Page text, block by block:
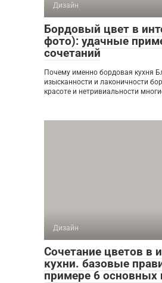
Дизайн
Бордовый цвет в
фото): удачные
сочетаний
Почему именно бордовая кухня
изысканности и лаконичности
красоте и нетривиальности
Дизайн
Сочетание цветов в
кухни. базовые
примере 6 основных